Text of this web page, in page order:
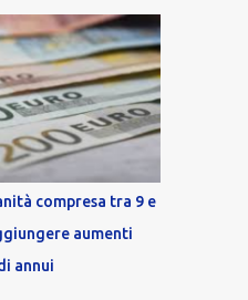
compresa tra 9 e
aumenti
annui